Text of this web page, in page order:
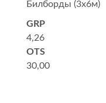
Билборды (3x6м)
GRP
4,26
OTS
30,00